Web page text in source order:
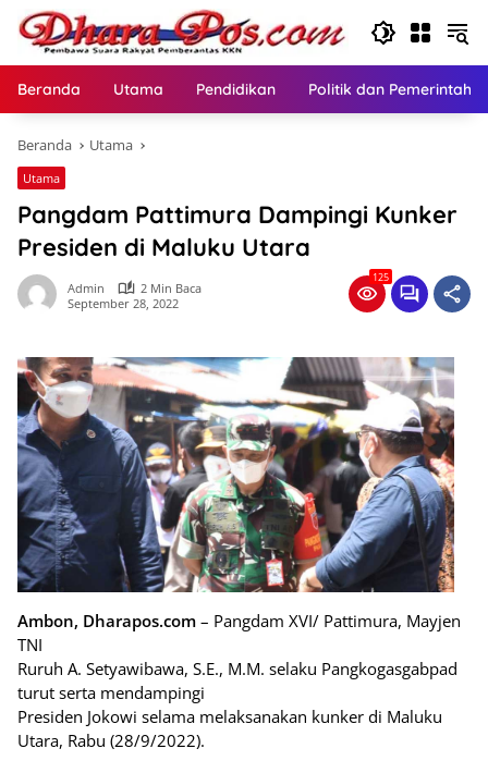
Langsung
konten
Beranda Utama Pendidikan Politik dan
Beranda Utama
Utama
Pangdam Pattimura Dampingi Kunker
Presiden di Maluku Utara
Admin
2 Min Baca
September 28, 2022
125
Ambon, Dharapos.com – Pangdam XVI/ Pattimura, Mayjen
TNI
Ruruh A. Setyawibawa, S.E., M.M. selaku Pangkogasgabpad
turut serta mendampingi
Presiden Jokowi selama melaksanakan kunker di Maluku
Utara, Rabu (28/9/2022).